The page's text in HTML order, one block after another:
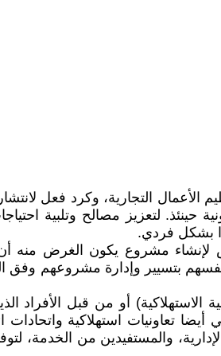
التجارية، وكرد فعل
حينئذ. لتعزيز مصالح وتلبية
بشكل فردي.
لإنشاء مشروع يكون الغرض منه
بتسيير وإدارة مشروعهم وفق
أو من قبل الأفراد
أيضا تعاونيات استهلاكية
والمستفيدين من الخدمة،